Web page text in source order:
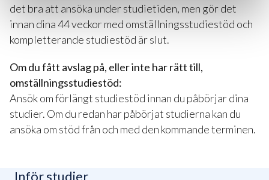
det bra att ansöka under studietiden, men gör det
innan dina 44 veckor med omställningsstudiestöd och
kompletterande studiestöd är slut.
Om du fått avslag på, eller inte har rätt till,
omställningsstudiestöd:
Ansök om förlängt studiestöd innan du påbörjar dina
studier. Om du redan har påbörjat studierna kan du
ansöka om stöd från och med den kommande terminen.
Inför studier